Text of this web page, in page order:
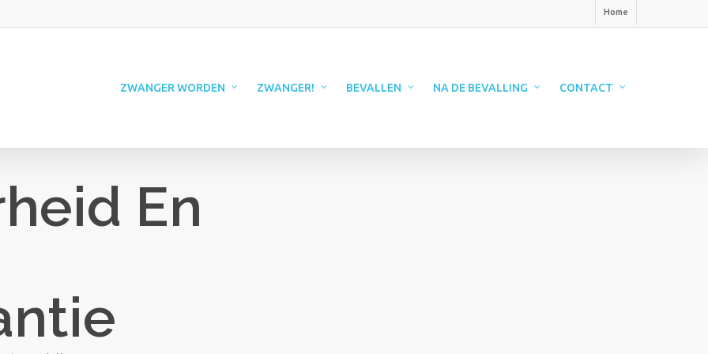
Home
ZWANGER WORDEN ZWANGER! BEVALLEN NA DE BEVALLING CONTACT
En